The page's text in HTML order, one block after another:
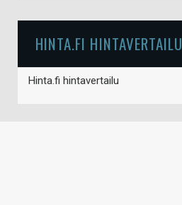
HINTA.FI HINTAVERTAILU
Hinta.fi hintavertailu